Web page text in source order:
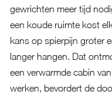
gewrichten meer tijd
een koude ruimte kost
kans op spierpijn groter
langer hangen. Dat
een verwarmde cabin
werken, bevordert de